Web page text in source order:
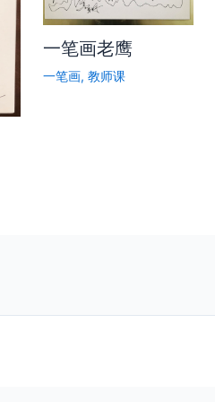
一笔画老鹰
一笔画,教师课